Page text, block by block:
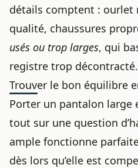
détails comptent : ourlet
qualité, chaussures
usés ou trop larges, qui
registre trop décontracté.
Trouver le bon équilibre
Porter un pantalon large
tout sur une question
ample fonctionne
dès lors qu’elle est